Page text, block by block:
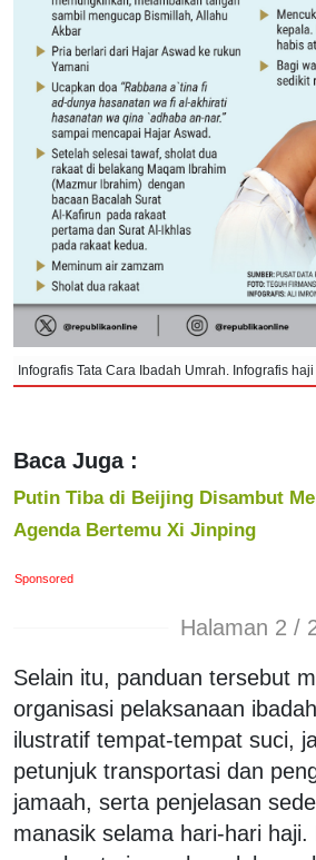
Infografis Tata Cara Ibadah Umrah. Infografis
Baca Juga :
Putin Tiba di Beijing Disambut
Agenda Bertemu Xi Jinping
Sponsored
Halaman 2 /
Selain itu, panduan tersebut
organisasi pelaksanaan
ilustratif tempat-tempat suci,
petunjuk transportasi dan
jamaah, serta penjelasan
manasik selama hari-hari haji.